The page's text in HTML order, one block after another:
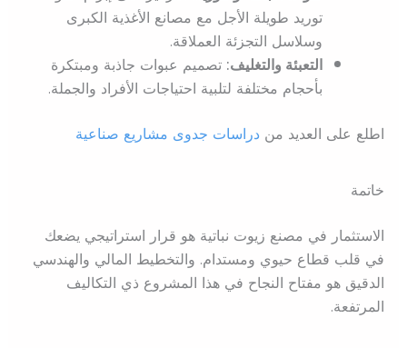
توريد طويلة الأجل مع مصانع الأغذية الكبرى
وسلاسل التجزئة العملاقة.
التعبئة والتغليف:تصميم عبوات جاذبة ومبتكرة
بأحجام مختلفة لتلبية احتياجات الأفراد والجملة.
اطلع على العديد من دراسات جدوى مشاريع صناعية
خاتمة
الاستثمار في مصنع زيوت نباتية هو قرار استراتيجي يضعك
في قلب قطاع حيوي ومستدام. والتخطيط المالي والهندسي
الدقيق هو مفتاح النجاح في هذا المشروع ذي التكاليف
المرتفعة.